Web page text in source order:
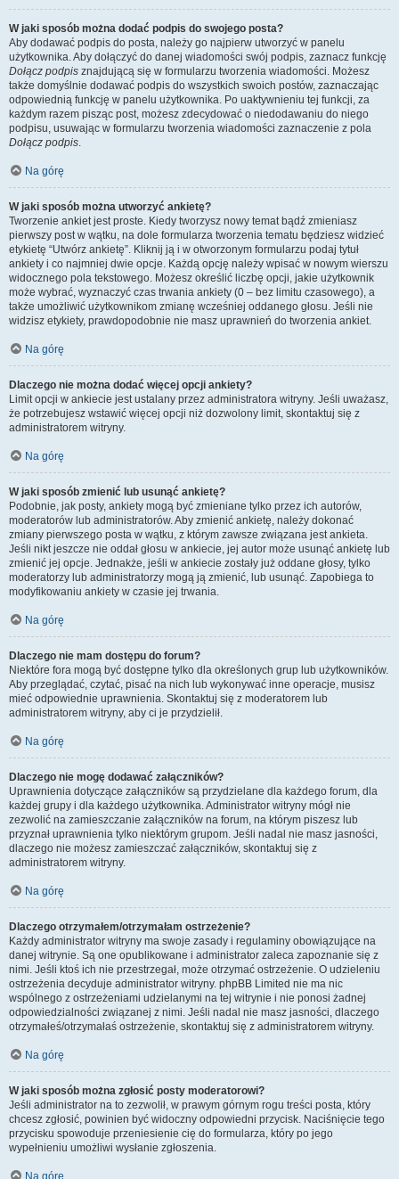
W jaki sposób można dodać podpis do swojego posta?
Aby dodawać podpis do posta, należy go najpierw utworzyć w panelu
użytkownika. Aby dołączyć do danej wiadomości swój podpis, zaznacz funkcję
Dołącz podpis znajdującą się w formularzu tworzenia wiadomości. Możesz
także domyślnie dodawać podpis do wszystkich swoich postów, zaznaczając
odpowiednią funkcję w panelu użytkownika. Po uaktywnieniu tej funkcji, za
każdym razem pisząc post, możesz zdecydować o niedodawaniu do niego
podpisu, usuwając w formularzu tworzenia wiadomości zaznaczenie z pola
Dołącz podpis.
Na górę
W jaki sposób można utworzyć ankietę?
Tworzenie ankiet jest proste. Kiedy tworzysz nowy temat bądź zmieniasz
pierwszy post w wątku, na dole formularza tworzenia tematu będziesz widzieć
etykietę “Utwórz ankietę”. Kliknij ją i w otworzonym formularzu podaj tytuł
ankiety i co najmniej dwie opcje. Każdą opcję należy wpisać w nowym wierszu
widocznego pola tekstowego. Możesz określić liczbę opcji, jakie użytkownik
może wybrać, wyznaczyć czas trwania ankiety (0 – bez limitu czasowego), a
także umożliwić użytkownikom zmianę wcześniej oddanego głosu. Jeśli nie
widzisz etykiety, prawdopodobnie nie masz uprawnień do tworzenia ankiet.
Na górę
Dlaczego nie można dodać więcej opcji ankiety?
Limit opcji w ankiecie jest ustalany przez administratora witryny. Jeśli uważasz,
że potrzebujesz wstawić więcej opcji niż dozwolony limit, skontaktuj się z
administratorem witryny.
Na górę
W jaki sposób zmienić lub usunąć ankietę?
Podobnie, jak posty, ankiety mogą być zmieniane tylko przez ich autorów,
moderatorów lub administratorów. Aby zmienić ankietę, należy dokonać
zmiany pierwszego posta w wątku, z którym zawsze związana jest ankieta.
Jeśli nikt jeszcze nie oddał głosu w ankiecie, jej autor może usunąć ankietę lub
zmienić jej opcje. Jednakże, jeśli w ankiecie zostały już oddane głosy, tylko
moderatorzy lub administratorzy mogą ją zmienić, lub usunąć. Zapobiega to
modyfikowaniu ankiety w czasie jej trwania.
Na górę
Dlaczego nie mam dostępu do forum?
Niektóre fora mogą być dostępne tylko dla określonych grup lub użytkowników.
Aby przeglądać, czytać, pisać na nich lub wykonywać inne operacje, musisz
mieć odpowiednie uprawnienia. Skontaktuj się z moderatorem lub
administratorem witryny, aby ci je przydzielił.
Na górę
Dlaczego nie mogę dodawać załączników?
Uprawnienia dotyczące załączników są przydzielane dla każdego forum, dla
każdej grupy i dla każdego użytkownika. Administrator witryny mógł nie
zezwolić na zamieszczanie załączników na forum, na którym piszesz lub
przyznał uprawnienia tylko niektórym grupom. Jeśli nadal nie masz jasności,
dlaczego nie możesz zamieszczać załączników, skontaktuj się z
administratorem witryny.
Na górę
Dlaczego otrzymałem/otrzymałam ostrzeżenie?
Każdy administrator witryny ma swoje zasady i regulaminy obowiązujące na
danej witrynie. Są one opublikowane i administrator zaleca zapoznanie się z
nimi. Jeśli ktoś ich nie przestrzegał, może otrzymać ostrzeżenie. O udzieleniu
ostrzeżenia decyduje administrator witryny. phpBB Limited nie ma nic
wspólnego z ostrzeżeniami udzielanymi na tej witrynie i nie ponosi żadnej
odpowiedzialności związanej z nimi. Jeśli nadal nie masz jasności, dlaczego
otrzymałeś/otrzymałaś ostrzeżenie, skontaktuj się z administratorem witryny.
Na górę
W jaki sposób można zgłosić posty moderatorowi?
Jeśli administrator na to zezwolił, w prawym górnym rogu treści posta, który
chcesz zgłosić, powinien być widoczny odpowiedni przycisk. Naciśnięcie tego
przycisku spowoduje przeniesienie cię do formularza, który po jego
wypełnieniu umożliwi wysłanie zgłoszenia.
Na górę